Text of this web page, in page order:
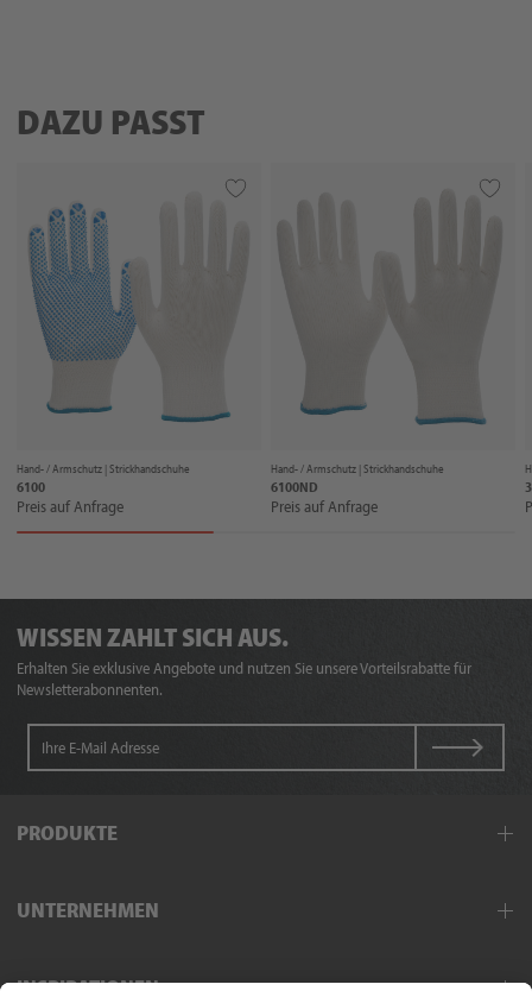
DAZU PASST
Hand- / Armschutz |Strickhandschuhe
6100
Preis auf Anfrage
Hand- / Armschutz |Strickhandschuhe
6100ND
Preis auf Anfrage
WISSEN ZAHLT SICH AUS.
Erhalten Sie exklusive Angebote und nutzen Sie unsere Vorteilsrabatte für
Newsletterabonnenten.
PRODUKTE
Schutzkleidung
Fußschutz
UNTERNEHMEN
INSPIRATIONEN